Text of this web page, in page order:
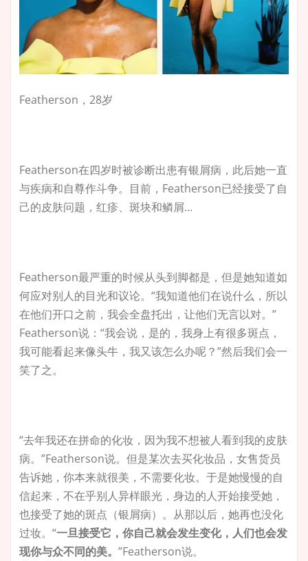
Featherson，28岁
Featherson在四岁时被诊断出患有银屑病，此后她一直
与疾病和自尊作斗争。目前，Featherson已经接受了自
己的皮肤问题，红疹、斑块和鳞屑…
Featherson最严重的时候从头到脚都是，但是她知道如
何应对别人的目光和议论。“我知道他们在说什么，所以
在他们开口之前，我会全盘托出，让他们无言以对。”
Featherson说：“我会说，是的，我身上有很多斑点，
我可能看起来像头牛，我又该怎么办呢？”然后我们会一
笑了之。
“去年我还在拼命的化妆，因为我不想被人看到我的皮肤
病。”Featherson说。但是某次去买化妆品，女售货员
告诉她，你本来就很美，不需要化妆。于是她慢慢的自
信起来，不在乎别人异样眼光，身边的人开始接受她，
也接受了她的斑点（银屑病）。从那以后，她再也没化
过妆。“一旦接受它，你自己就会发生变化，人们也会发
现你与众不同的美。 ”Featherson说。